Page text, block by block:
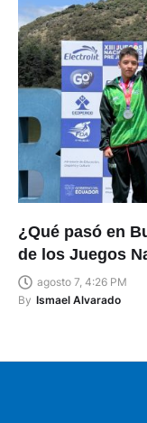
¿Qué pasó en
de los Juegos
agosto 7, 4:26 PM
By Ismael Alvarado